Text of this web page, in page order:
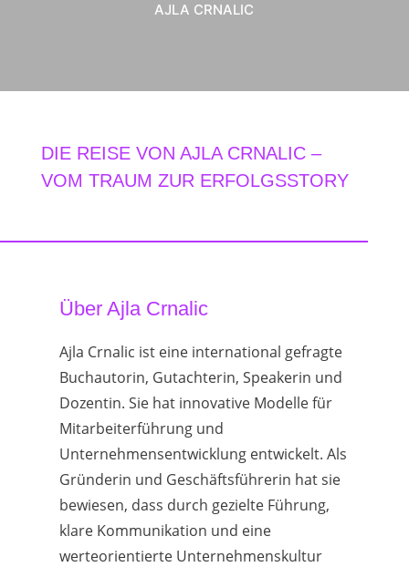
AJLA CRNALIC
DIE REISE VON AJLA CRNALIC –
VOM TRAUM ZUR ERFOLGSSTORY
Über Ajla Crnalic
Ajla Crnalic ist eine international gefragte
Buchautorin, Gutachterin, Speakerin und
Dozentin. Sie hat innovative Modelle für
Mitarbeiterführung und
Unternehmensentwicklung entwickelt. Als
Gründerin und Geschäftsführerin hat sie
bewiesen, dass durch gezielte Führung,
klare Kommunikation und eine
werteorientierte Unternehmenskultur